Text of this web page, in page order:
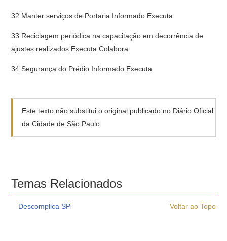
32 Manter serviços de Portaria Informado Executa
33 Reciclagem periódica na capacitação em decorrência de
ajustes realizados Executa Colabora
34 Segurança do Prédio Informado Executa
Este texto não substitui o original publicado no Diário Oficial
da Cidade de São Paulo
Temas Relacionados
Voltar ao Topo
Descomplica SP